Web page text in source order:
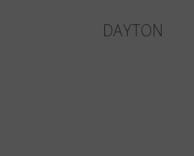
DAYTON